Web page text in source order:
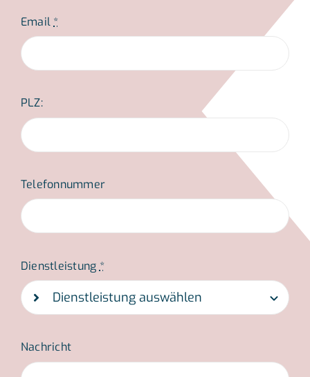
Email *
PLZ:
Telefonnummer
Dienstleistung *
Nachricht